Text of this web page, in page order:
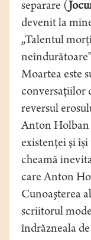
separare (
devenit la
„Talentul
Moartea este
conversaţiilor
reversul
Anton Holban
existenţei şi
cheamă
care Anton
Cunoaşterea
scriitorul
îndrăzneala